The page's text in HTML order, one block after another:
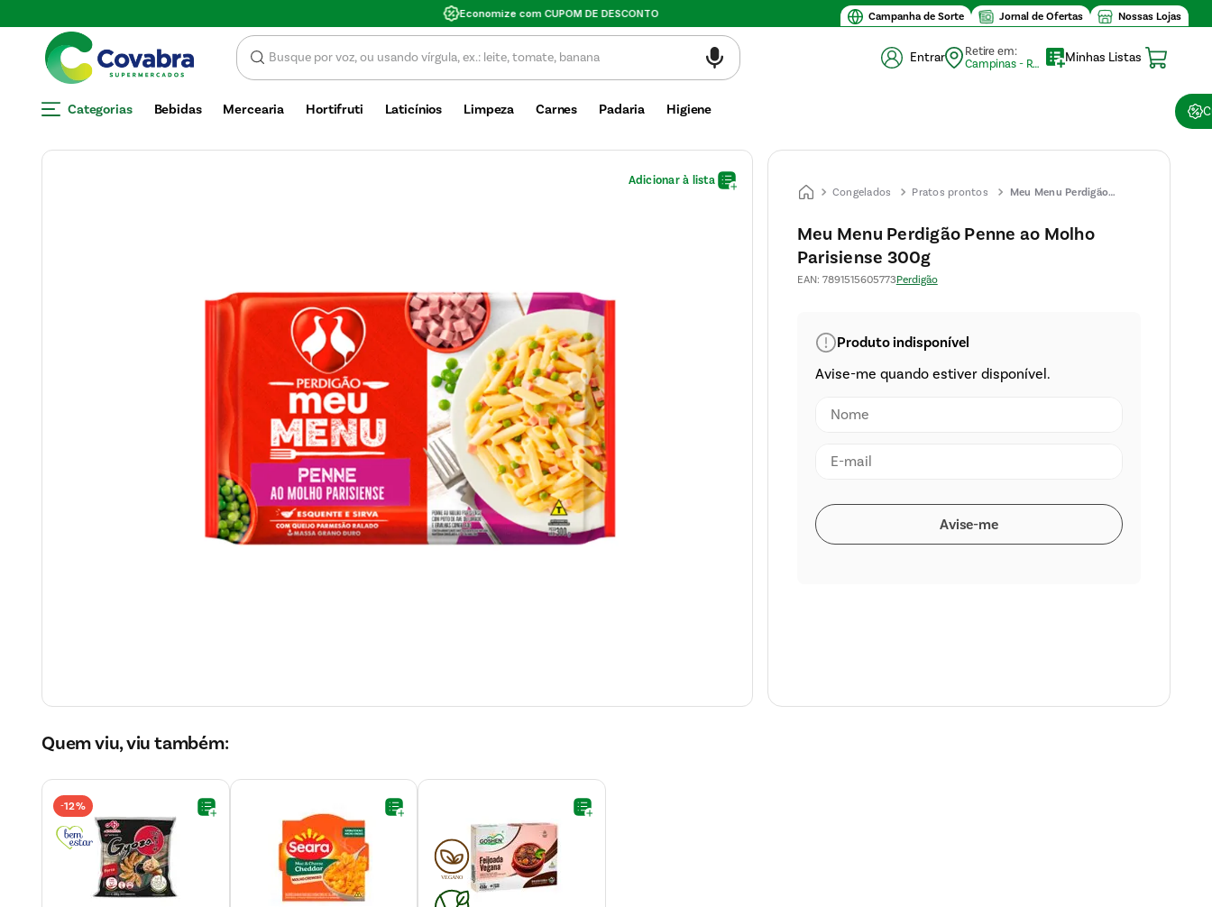
Campanha de Sorte Jornal de Ofertas Nossas Lojas
Valor mínimo de compra $30
Entrar
Retire em:
Campinas - Retirada (10)
Minhas Listas
Categorias Bebidas Mercearia Hortifruti Laticínios Limpeza Carnes Padaria Higiene
Congelados Pratos prontos
Meu Menu Perdigão
Parisiense 300g
Meu Menu Perdigão Penne ao Molho
Parisiense 300g
EAN: 7891515605773Perdigão
Quem viu, viu também:
-12%